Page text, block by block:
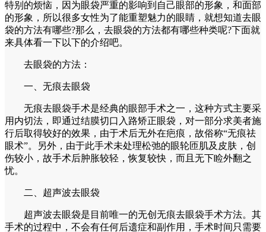
特别的烦恼，因为眼袋严重的影响到自己眼部的形象，和面部
的形象，所以很多女性为了能重塑魅力的眼睛，就想知道去眼
袋的方法有哪些?那么，去眼袋的方法都有哪些种类呢?下面就
来具体看一下以下的介绍吧。
去眼袋的方法：
一、无痕去眼袋
无痕去眼袋手术是经典的眼部手术之一，这种方式主要采
用内切法，即通过结膜切口入路矫正眼袋，对一部分求美者施
行后取得较好的效果，由于术后无外在疤痕，故俗称“无痕祛
眼术”。另外，由于此手术未处理松弛的眼轮匝肌及皮肤，创
伤较小，故手术后肿胀较轻，恢复较快，而且无下睑外翻之
忧。
二、超声波去眼袋
超声波去眼袋是目前唯一的无创无痕去眼袋手术方法。其
手术的过程中，不会有任何后遗症和副作用，手术时间只需要